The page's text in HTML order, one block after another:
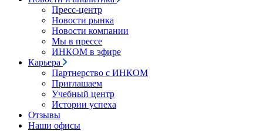
Пресс-центр
Новости рынка
Новости компании
Мы в прессе
ИНКОМ в эфире
Карьера
Партнерство с ИНКОМ
Приглашаем
Учебный центр
Истории успеха
Отзывы
Наши офисы